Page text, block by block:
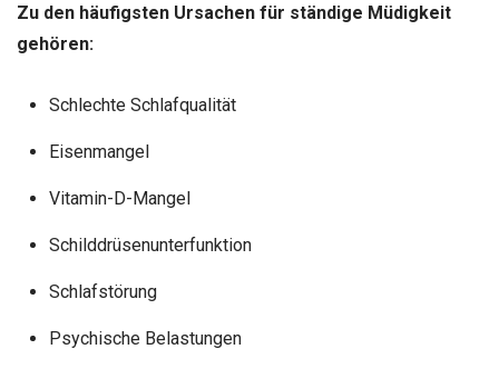
Zu den häufigsten Ursachen für ständige Müdigkeit
gehören:
Schlechte Schlafqualität
Eisenmangel
Vitamin-D-Mangel
Schilddrüsenunterfunktion
Schlafstörung
Psychische Belastungen